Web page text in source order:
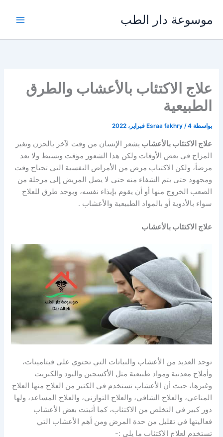
المحتوى
موسوعة دار الطب
علاج الاكتئاب بالأعشاب والطرق
الطبيعية
بواسطة Esraa fakhry /4 فبراير، 2022
علاج الاكتئاب بالأعشاب يشعر الإنسان من وقت لآخر بالحزن وتغير
المزاج في بعض الأوقات ولكن هذا الشعور مؤقت وبسيط ولا يعد
مرضاً، ولكن الاكتئاب مرض من الأمراض النفسية التي تحتاج وقت
ومجهود حتى يتم الشفاء منه حتى لا يصل المريض إلى مرحلة من
الصعب الخروج منها أو أن يقوم بإيذاء نفسه، ويوجد طرق للعلاج
سواء بالأدوية أو بالمواد الطبيعية والأعشاب .
علاج الاكتئاب بالأعشاب
توجد العديد من الأعشاب والنباتات التي تحتوي على فيتامينات،
وأملاح معدنية ومواد طبيعية مثل الأكسجين واليود والكبريت
وغيرها، حيث أن الأعشاب تستخدم في الكثير من العلاج منها العلاج
المناعي، والعلاج الشافي، والعلاج التوازني، والعلاج المساعد، ولها
دور كبير في التخلص من الاكتئاب، كما أثبتت بعض الأعشاب
فعاليتها في تقليل من حدة المرض ومن أهم الأعشاب التي
تستخدم لعلاج الاكتئاب ما يلي :-